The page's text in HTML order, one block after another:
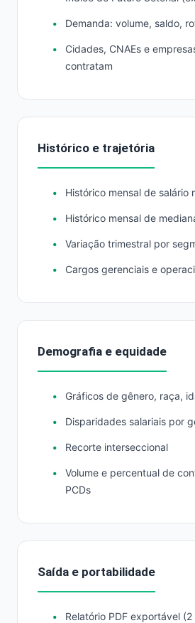
Demanda: volume, saldo,
Cidades, CNAEs e
contratam
Histórico e trajetória
Histórico mensal de salário
Histórico mensal de
Variação trimestral por
Cargos gerenciais e
Demografia e equidade
Gráficos de gênero, raça,
Disparidades salariais por
Recorte interseccional
Volume e percentual de
PCDs
Saída e portabilidade
Relatório PDF exportável